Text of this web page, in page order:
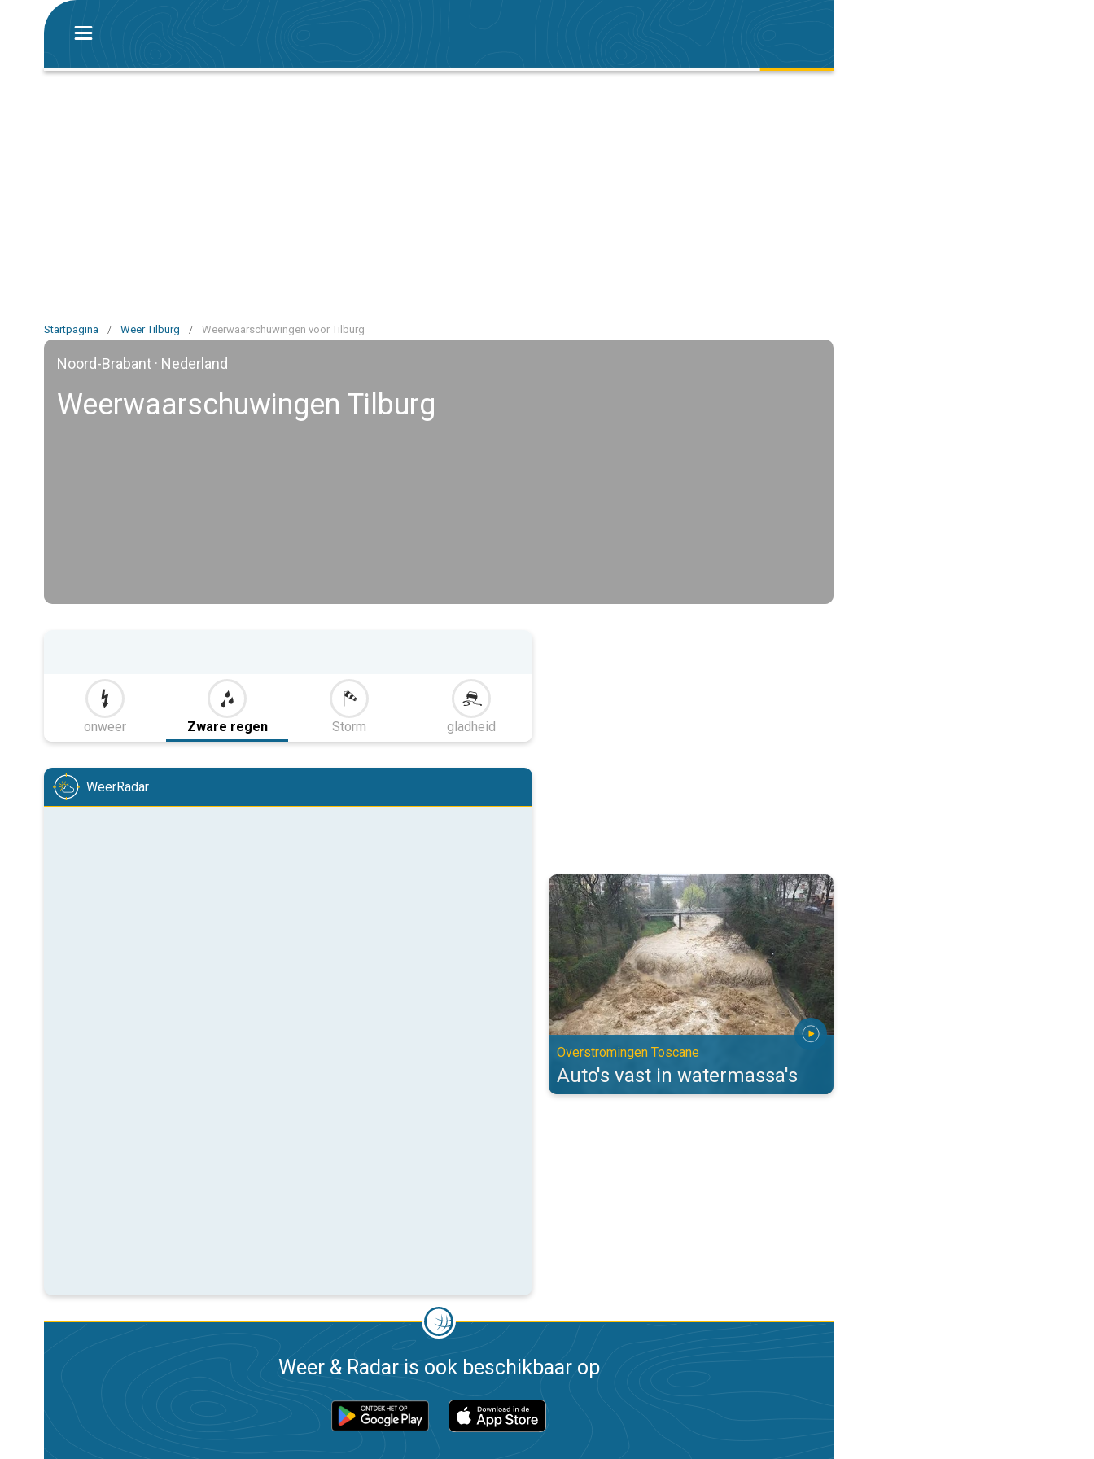
Startpagina / Weer Tilburg / Weerwaarschuwingen voor Tilburg
Noord-Brabant · Nederland
Weerwaarschuwingen Tilburg
onweer Zware regen Storm gladheid
WeerRadar
Auto's vast in watermassa's. Overstromingen Toscane. . .
Overstromingen Toscane
Auto's vast in watermassa's
Weer & Radar is ook beschikbaar op